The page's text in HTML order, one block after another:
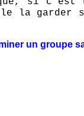
la garder
un groupe